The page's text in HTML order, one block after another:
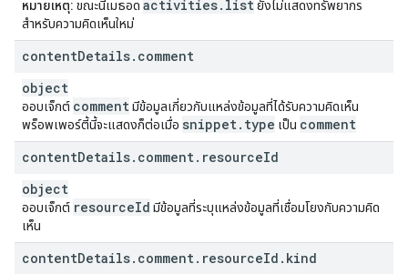
หมายเหตุ: ขณะนี้เมธอด activities. listยังไม่แสดงทรัพยากร
สำหรับความคิดเห็นใหม่
contentDetails. comment
object
ออบเจ็กต์ commentมีข้อมูลเกี่ยวกับแหล่งข้อมูลที่ได้รับความคิดเห็น
พร็อพเพอร์ตี้นี้จะแสดงก็ต่อเมื่อ snippet. type เป็น comment
contentDetails. comment. resourceId
object
ออบเจ็กต์ resourceId มีข้อมูลที่ระบุแหล่งข้อมูลที่เชื่อมโยงกับความคิด
เห็น
contentDetails. comment. resourceId . kind